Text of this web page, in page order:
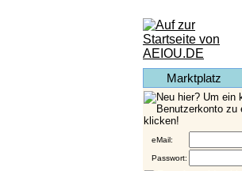
Marktplatz
eMail:
Passwort: